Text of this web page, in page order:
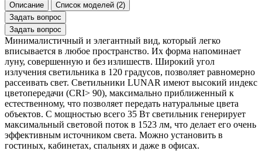
Описание
Список моделей (2)
Задать вопрос
Задать вопрос
Минималистичный и элегантный вид, который легко
вписывается в любое пространство. Их форма напоминает
луну, совершенную и без излишеств. Широкий угол
излучения светильника в 120 градусов, позволяет равномерно
рассеивать свет. Светильники LUNAR имеют высокий индекс
цветопередачи (CRI> 90), максимально приближенный к
естественному, что позволяет передать натуральные цвета
объектов. С мощностью всего 35 Вт светильник генерирует
максимальный световой поток в 1523 лм, что делает его очень
эффективным источником света. Можно установить в
гостиных, кабинетах, спальнях и даже в офисах.